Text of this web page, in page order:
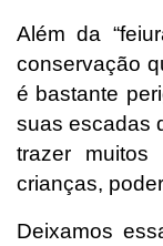
Além da
conservação
é bastante
suas escadas
trazer
crianças,
Deixamos